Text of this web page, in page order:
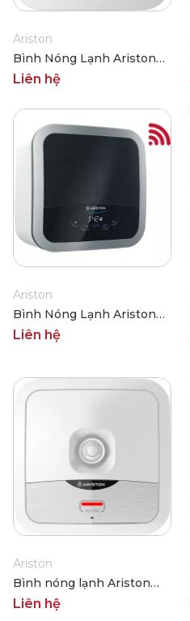
Ariston
Bình Nóng Lạnh Ariston
Andris2 Lux-D 30
Liên hệ
Ariston
Bình Nóng Lạnh Ariston
Andris2 TOP WIFI 30
Liên hệ
Ariston
Bình nóng lạnh Ariston
AN2 30 B 2.5 FE
Liên hệ